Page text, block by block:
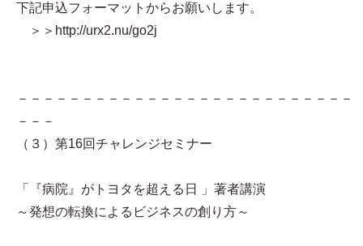
下記申込フォーマットからお願いします。
＞＞http://urx2.nu/go2j
－－－－－－－－－－－－－－－－－－－－－－－－－－
－－－
（３）第16回チャレンジセミナー
「『病院』がトヨタを超える日 」著者講演
～発想の転換によるビジネスの創り方～